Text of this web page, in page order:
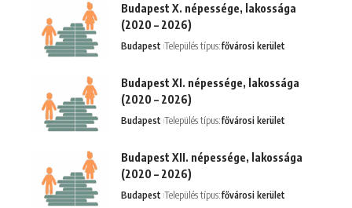
Budapest X. népessége, lakossága
(2020 – 2026)
Budapest Település típus:fővárosi kerület
Budapest XI. népessége, lakossága
(2020 – 2026)
Budapest Település típus:fővárosi kerület
Budapest XII. népessége, lakossága
(2020 – 2026)
Budapest Település típus:fővárosi kerület